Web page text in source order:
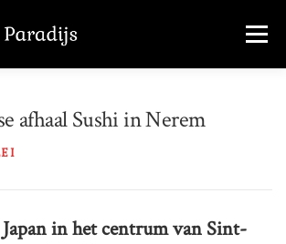
Menu
afhaal Sushi in Nerem
in het centrum van Sint-